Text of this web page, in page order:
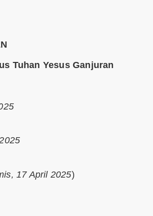
Tuhan Yesus Ganjuran
17 April 2025)